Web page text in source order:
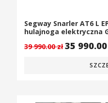
Segway Snarler AT6 L
hulajnoga elektryczna
39 990.00zł 35 990.00